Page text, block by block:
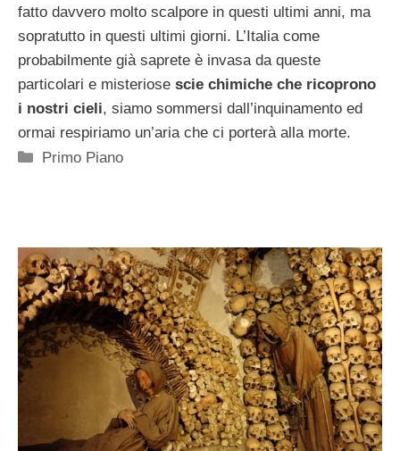
fatto davvero molto scalpore in questi ultimi anni, ma
sopratutto in questi ultimi giorni. L’Italia come
probabilmente già saprete è invasa da queste
particolari e misteriose scie chimiche che ricoprono
i nostri cieli, siamo sommersi dall’inquinamento ed
ormai respiriamo un’aria che ci porterà alla morte.
Categorie
Primo Piano